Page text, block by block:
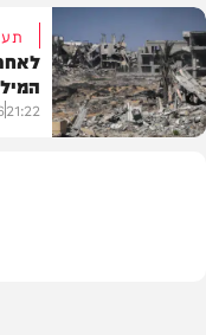
צבא וביטחון
21:22